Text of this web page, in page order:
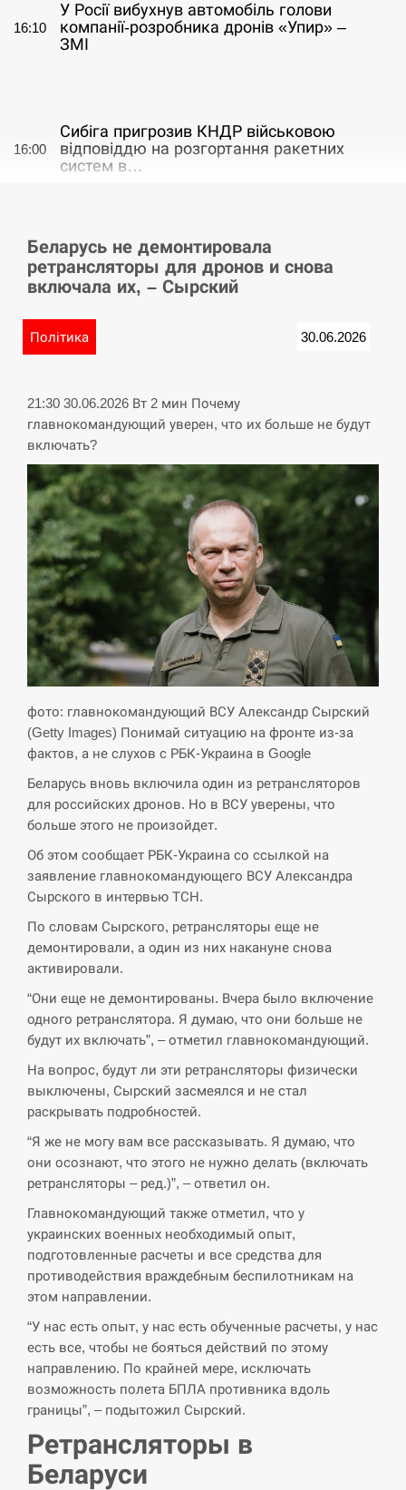
16:10
У Росії вибухнув автомобіль голови
компанії-розробника дронів «Упир» –
ЗМІ
16:00
Сибіга пригрозив КНДР військовою
відповіддю на розгортання ракетних
систем в…
15:53
Баллистическая атака РФ уничтожила
логистический комплекс PUMA
У Німеччині удар блискавки розділив
СЕРПЕНЬ
15:23
Пытки военнообязанного на
Закарпатье: работнику ТЦК грозит
тюрьма
СЕРПЕНЬ
15:10
Іспанія попросила партнерів не
критикувати Марокко через міграційну
кризу –…
СЕРПЕНЬ
15:00
РФ провела новий раунд таємних
зустрічей з Європою щодо війни…
СЕРПЕНЬ
14:53
Экс-послу в США Стефанишиной
вручили новое подозрение и избирают
СЕРПЕНЬ
У Росії розгортається ракетний підрозділ
КНДР – Reuters
СЕРПЕНЬ
14:23
Поставки ракет для ПВО сократились
втрое, хотя у партнеров они…
СЕРПЕНЬ
14:10
У Румунії затоплять чотири баржі для
збільшення потоку води до…
13:53
В Москве пожаловались на “кратный
рост” атак дронов Украины
СЕРПЕНЬ
13:40
Біля українського літака в аеропорту
Лейпцига виявили дрон, ймовірно, з…
СЕРПЕНЬ
13:23
“Они должны быть уничтожены”: в
МИДе ответили, как отреагируют на…
Беларусь не демонтировала
ретрансляторы для дронов и снова
включала их, – Сырский
Політика 30.06.2026
21:30 30.06.2026 Вт 2 мин Почему
главнокомандующий уверен, что их больше не будут
включать?
фото: главнокомандующий ВСУ Александр Сырский
(Getty Images) Понимай ситуацию на фронте из-за
фактов, а не слухов с РБК-Украина в Google
Беларусь вновь включила один из ретрансляторов
для российских дронов. Но в ВСУ уверены, что
больше этого не произойдет.
Об этом сообщает РБК-Украина со ссылкой на
заявление главнокомандующего ВСУ Александра
Сырского в интервью ТСН.
По словам Сырского, ретрансляторы еще не
демонтировали, а один из них накануне снова
активировали.
“Они еще не демонтированы. Вчера было включение
одного ретранслятора. Я думаю, что они больше не
будут их включать”, – отметил главнокомандующий.
На вопрос, будут ли эти ретрансляторы физически
выключены, Сырский засмеялся и не стал
раскрывать подробностей.
“Я же не могу вам все рассказывать. Я думаю, что
они осознают, что этого не нужно делать (включать
ретрансляторы – ред.)”, – ответил он.
Главнокомандующий также отметил, что у
украинских военных необходимый опыт,
подготовленные расчеты и все средства для
противодействия враждебным беспилотникам на
этом направлении.
“У нас есть опыт, у нас есть обученные расчеты, у нас
есть все, чтобы не бояться действий по этому
направлению. По крайней мере, исключать
возможность полета БПЛА противника вдоль
границы”, – подытожил Сырский.
Ретрансляторы в
Беларуси